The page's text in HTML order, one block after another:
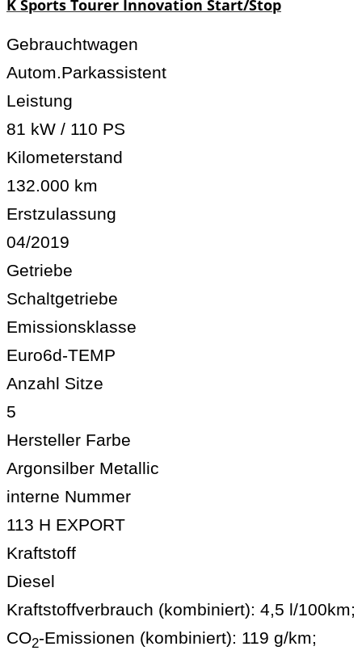
K Sports Tourer Innovation Start/Stop
Gebrauchtwagen
Autom.Parkassistent
Leistung
81 kW / 110 PS
Kilometerstand
132.000 km
Erstzulassung
04/2019
Getriebe
Schaltgetriebe
Emissionsklasse
Euro6d-TEMP
Anzahl Sitze
5
Hersteller Farbe
Argonsilber Metallic
interne Nummer
113 H EXPORT
Kraftstoff
Diesel
Kraftstoffverbrauch (kombiniert): 4,5 l/100km;
CO2-Emissionen (kombiniert): 119 g/km;